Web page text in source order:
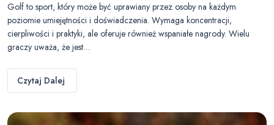
Golf to sport, który może być uprawiany przez osoby na każdym
poziomie umiejętności i doświadczenia. Wymaga koncentracji,
cierpliwości i praktyki, ale oferuje również wspaniałe nagrody. Wielu
graczy uważa, że jest…
Czytaj Dalej